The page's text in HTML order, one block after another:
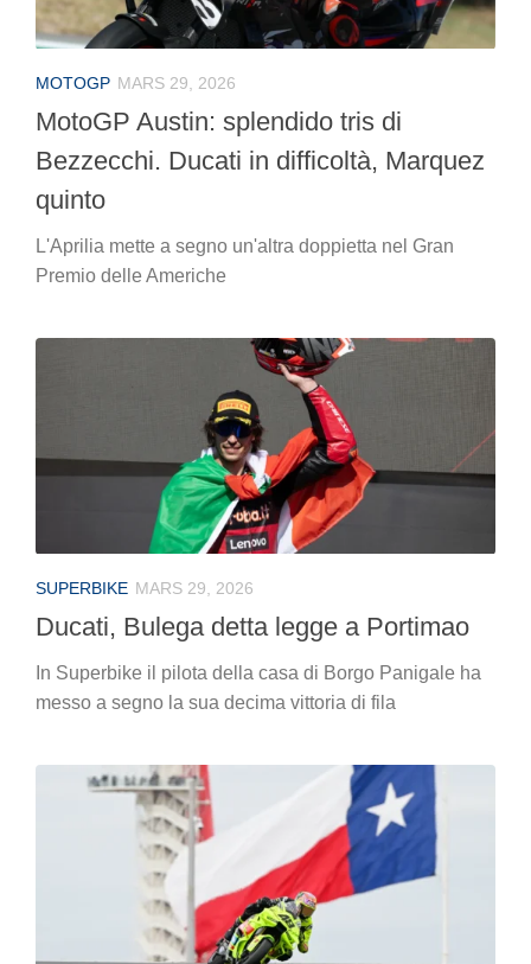
MOTOGP MARS 29, 2026
MotoGP Austin: splendido tris di
Bezzecchi. Ducati in difficoltà, Marquez
quinto
L'Aprilia mette a segno un'altra doppietta nel Gran
Premio delle Americhe
SUPERBIKE MARS 29, 2026
Ducati, Bulega detta legge a Portimao
In Superbike il pilota della casa di Borgo Panigale ha
messo a segno la sua decima vittoria di fila